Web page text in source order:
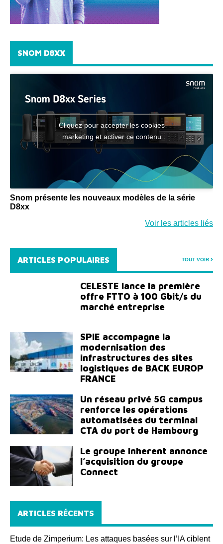
SNOM D8XX
Cliquez pour accepter les cookies
marketing et activer ce contenu
Snom présente les nouveaux modèles de la série
D8xx
Voir les articles liés
ARTICLES POPULAIRES TOUT VOIR
CELESTE lance la première
offre FTTO à 100 Gbit/s du
marché entreprise
SPIE accompagne la
modernisation des
infrastructures des sites
logistiques de BACK EUROP
FRANCE
Un réseau privé 5G campus
renforce les opérations
automatisées du terminal
CTA du port de Hambourg
Le groupe inherent annonce
l’acquisition du groupe
Connect
ARTICLES RÉCENTS
Etude de Zimperium: Les attaques basées sur l’IA ciblent